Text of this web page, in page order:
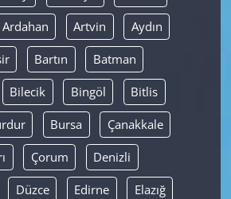
Ardahan Artvin Aydın
Bartın Batman
Bilecik Bingöl Bitlis
Bursa Çanakkale
Çorum Denizli
Düzce Edirne Elazığ